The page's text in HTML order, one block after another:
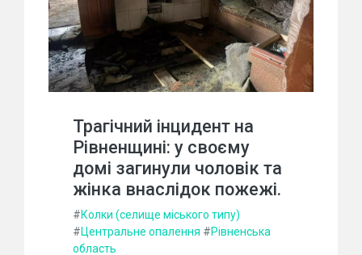
Трагічний інцидент на
Рівненщині: у своєму
домі загинули чоловік та
жінка внаслідок пожежі.
#Колки (селище міського типу)
#Центральне опалення #Рівненська
область